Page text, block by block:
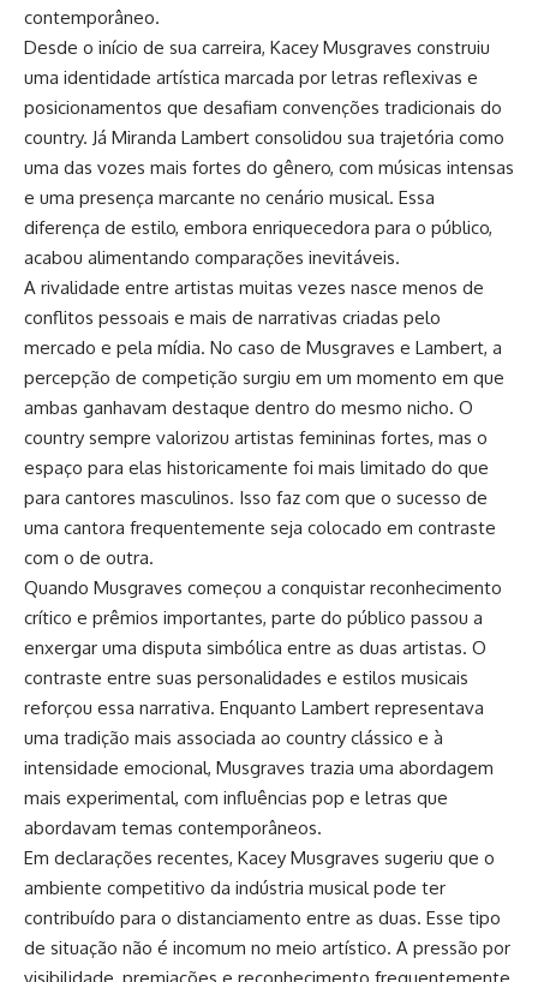
contemporâneo.
Desde o início de sua carreira, Kacey Musgraves construiu
uma identidade artística marcada por letras reflexivas e
posicionamentos que desafiam convenções tradicionais do
country. Já Miranda Lambert consolidou sua trajetória como
uma das vozes mais fortes do gênero, com músicas intensas
e uma presença marcante no cenário musical. Essa
diferença de estilo, embora enriquecedora para o público,
acabou alimentando comparações inevitáveis.
A rivalidade entre artistas muitas vezes nasce menos de
conflitos pessoais e mais de narrativas criadas pelo
mercado e pela mídia. No caso de Musgraves e Lambert, a
percepção de competição surgiu em um momento em que
ambas ganhavam destaque dentro do mesmo nicho. O
country sempre valorizou artistas femininas fortes, mas o
espaço para elas historicamente foi mais limitado do que
para cantores masculinos. Isso faz com que o sucesso de
uma cantora frequentemente seja colocado em contraste
com o de outra.
Quando Musgraves começou a conquistar reconhecimento
crítico e prêmios importantes, parte do público passou a
enxergar uma disputa simbólica entre as duas artistas. O
contraste entre suas personalidades e estilos musicais
reforçou essa narrativa. Enquanto Lambert representava
uma tradição mais associada ao country clássico e à
intensidade emocional, Musgraves trazia uma abordagem
mais experimental, com influências pop e letras que
abordavam temas contemporâneos.
Em declarações recentes, Kacey Musgraves sugeriu que o
ambiente competitivo da indústria musical pode ter
contribuído para o distanciamento entre as duas. Esse tipo
de situação não é incomum no meio artístico. A pressão por
visibilidade, premiações e reconhecimento frequentemente